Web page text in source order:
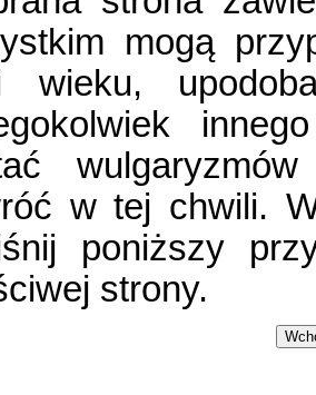
mogą
wieku,
w tej chwili.
poniższy
strony.